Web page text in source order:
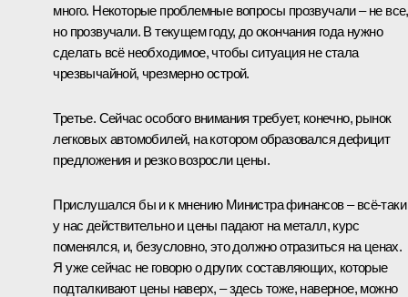
много. Некоторые проблемные вопросы прозвучали – не все,
но прозвучали. В текущем году, до окончания года нужно
сделать всё необходимое, чтобы ситуация не стала
чрезвычайной, чрезмерно острой.
Третье. Сейчас особого внимания требует, конечно, рынок
легковых автомобилей, на котором образовался дефицит
предложения и резко возросли цены.
Прислушался бы и к мнению Министра финансов – всё-таки
у нас действительно и цены падают на металл, курс
поменялся, и, безусловно, это должно отразиться на ценах.
Я уже сейчас не говорю о других составляющих, которые
подталкивают цены наверх, – здесь тоже, наверное, можно